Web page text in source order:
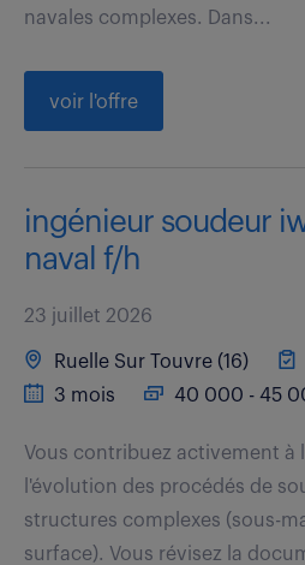
navales complexes. Dans...
voir l'offre
ingénieur soudeur
naval f/h
23 juillet 2026
Ruelle Sur Touvre (16)
3 mois
40 000 - 45
Vous contribuez activement à
l'évolution des procédés de
structures complexes (sous-
surface). Vous révisez la